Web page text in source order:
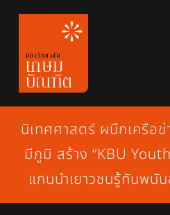
Skip
content
หลักสูตร
ข่าวสาร
เกี่ยวกับมหาวิทยาลัย
นิเทศศาสตร์ ผนึกเครือ
มีภูมิ สร้าง “KBU
แกนนำเยาวชนรู้ทันพนั